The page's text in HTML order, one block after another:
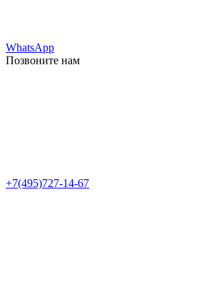
WhatsApp
Позвоните нам
+7(495)727-14-67